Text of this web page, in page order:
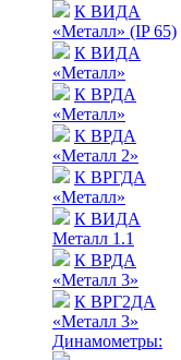
К ВИДА
«Металл» (IP 65)
К ВИДА
«Металл»
К ВРДА
«Металл»
К ВРДА
«Металл 2»
К ВРГДА
«Металл»
К ВИДА
Металл 1.1
К ВРДА
«Металл 3»
К ВРГ2ДА
«Металл 3»
Динамометры: